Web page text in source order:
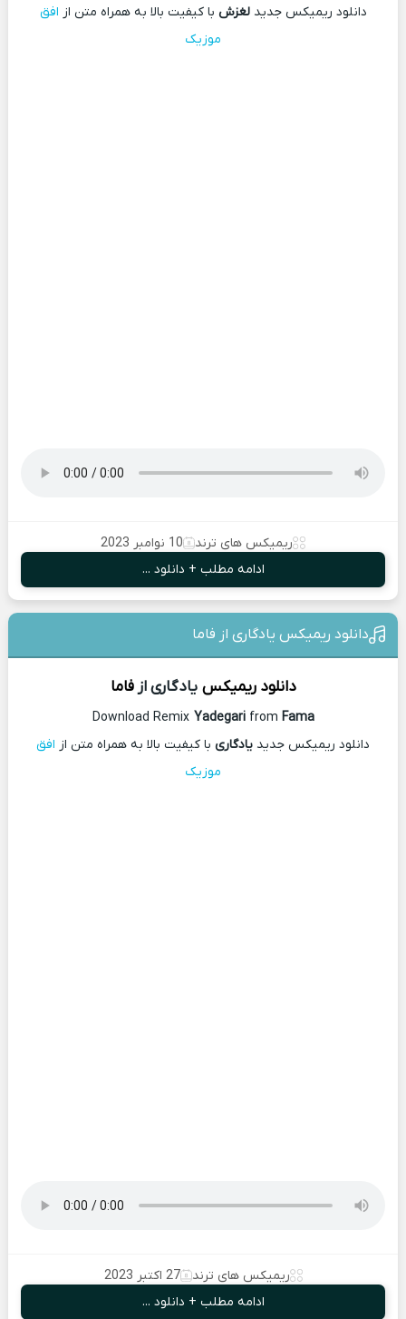
دانلود ریمیکس جدیدلغزش با کیفیت بالا به همراه متن از افق
موزیک
ریمیکس های ترند
10 نوامبر 2023
ادامه مطلب + دانلود ...
دانلود ریمیکس یادگاری از فاما
دانلود ریمیکس یادگاری ازفاما
Download Remix Yadegarifrom Fama
دانلود ریمیکس جدید یادگاری با کیفیت بالا به همراه متن از افق
موزیک
ریمیکس های ترند
27 اکتبر 2023
ادامه مطلب + دانلود ...